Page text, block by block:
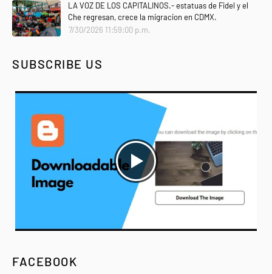
LA VOZ DE LOS CAPITALINOS.- estatuas de Fidel y el
Che regresan, crece la migracion en CDMX.
7/30/2026 11:59:00 p.m.
SUBSCRIBE US
FACEBOOK